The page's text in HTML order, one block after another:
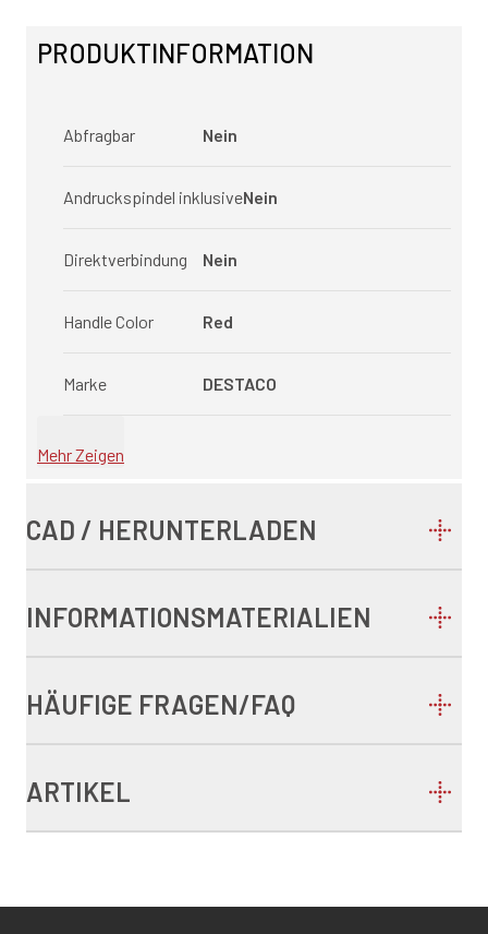
PRODUKTINFORMATION
Abfragbar Nein
Andruckspindel inklusiveNein
Direktverbindung Nein
Handle Color Red
Marke DESTACO
Mehr Zeigen
CAD / HERUNTERLADEN
INFORMATIONSMATERIALIEN
HÄUFIGE FRAGEN/FAQ
ARTIKEL